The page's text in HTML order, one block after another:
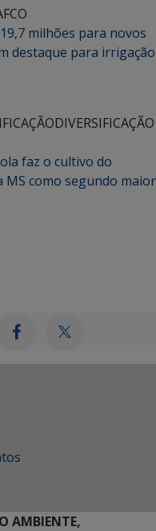
FCO
milhões para novos
destaque para irrigação
DIVERSIFICAÇÃO
faz o cultivo do
MS como segundo maior
AMBIENTE,